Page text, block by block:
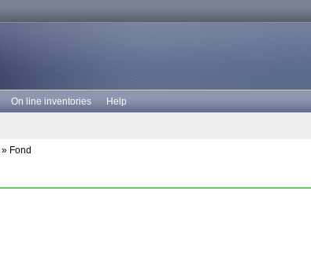
On line inventories Help
» Fond